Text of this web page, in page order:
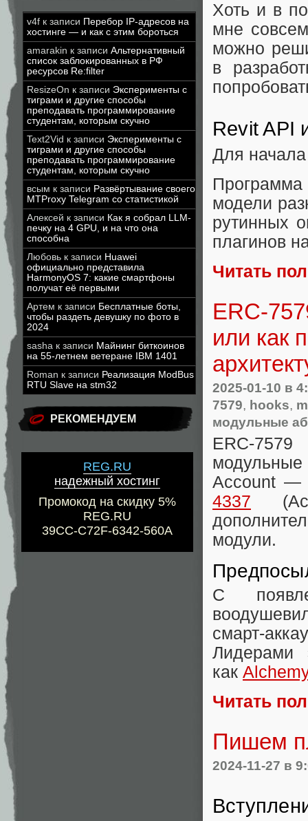
v4f к записи Перебор IP-адресов на
хостинге — и как с этим бороться
amarakin к записи Альтернативный
список заблокированных в РФ
ресурсов Re:filter
ResizeOn к записи Эксперименты с
тиграми и другие способы
преподавать программирование
студентам, которым скучно
Text2Vid к записи Эксперименты с
тиграми и другие способы
преподавать программирование
студентам, которым скучно
всым к записи Развёртывание своего
MTProxy Telegram со статистикой
Алексей к записи Как я собрал LLM-
печку на 4 GPU, и на что она
способна
Любовь к записи Huawei
официально представила
HarmonyOS 7: какие смартфоны
получат её первыми
Артем к записи Бесплатные боты,
чтобы раздеть девушку по фото в
2024
sasha к записи Майнинг биткоинов
на 55-летнем ветеране IBM 1401
Roman к записи Реализация ModBus
RTU Slave на stm32
РЕКОМЕНДУЕМ
REG.RU
надежный хостинг
Промокод на скидку 5%
REG.RU
39CC-C72F-6342-560A
Хоть и в
мне
можно
в
Revit API
Для
модели
рутинных
плагинов
Читать
ERC-
или как
2025-01-10 в
7579, hooks,
модульные
ERC-
модульные
Account —
4337
модули.
С
смарт-
Лидерами
как Alchemy
Читать
Пишем
2024-11-27 в